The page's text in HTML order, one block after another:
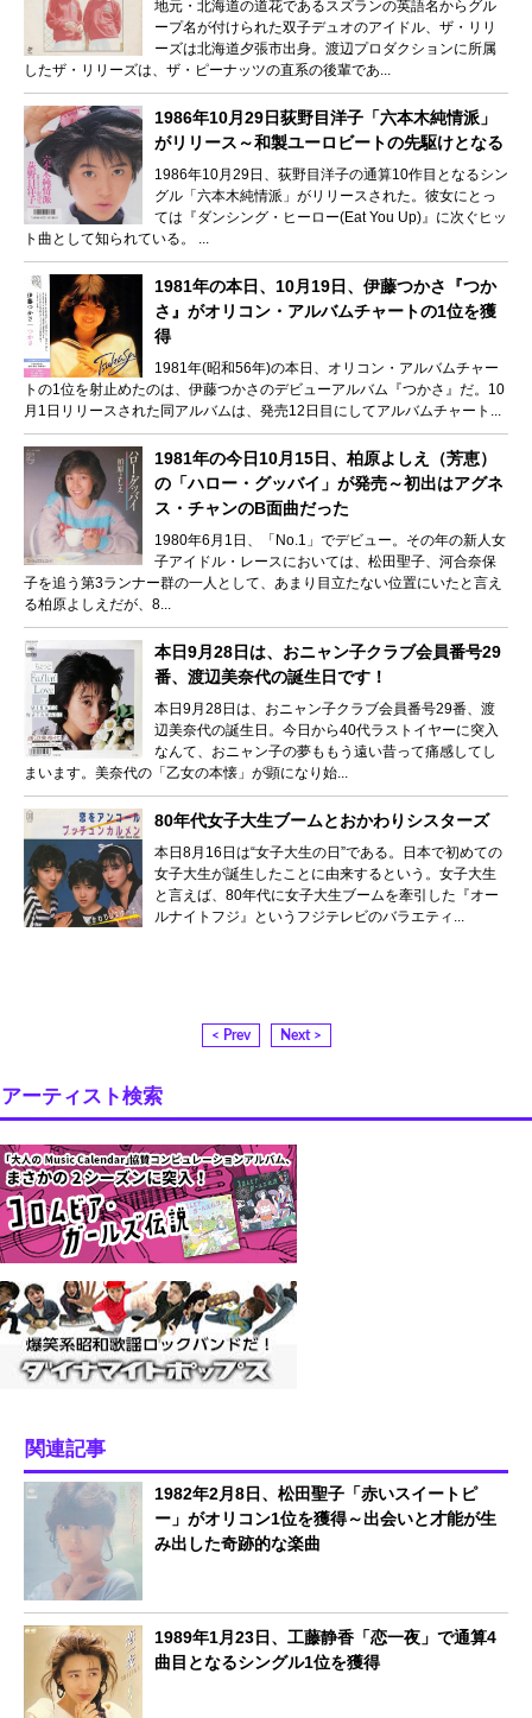
地元・北海道の道花であるスズランの英語名からグル
ープ名が付けられた双子デュオのアイドル、ザ・リリ
ーズは北海道夕張市出身。渡辺プロダクションに所属
したザ・リリーズは、ザ・ピーナッツの直系の後輩であ...
1986年10月29日荻野目洋子「六本木純情派」
がリリース～和製ユーロビートの先駆けとなる
1986年10月29日、荻野目洋子の通算10作目となるシン
グル「六本木純情派」がリリースされた。彼女にとっ
ては『ダンシング・ヒーロー(Eat You Up)』に次ぐヒッ
ト曲として知られている。 ...
1981年の本日、10月19日、伊藤つかさ『つか
さ』がオリコン・アルバムチャートの1位を獲
得
1981年(昭和56年)の本日、オリコン・アルバムチャー
トの1位を射止めたのは、伊藤つかさのデビューアルバム『つかさ』だ。10
月1日リリースされた同アルバムは、発売12日目にしてアルバムチャート...
1981年の今日10月15日、柏原よしえ（芳恵）
の「ハロー・グッバイ」が発売～初出はアグネ
ス・チャンのB面曲だった
1980年6月1日、「No.1」でデビュー。その年の新人女
子アイドル・レースにおいては、松田聖子、河合奈保
子を追う第3ランナー群の一人として、あまり目立たない位置にいたと言え
る柏原よしえだが、8...
本日9月28日は、おニャン子クラブ会員番号29
番、渡辺美奈代の誕生日です！
本日9月28日は、おニャン子クラブ会員番号29番、渡
辺美奈代の誕生日。今日から40代ラストイヤーに突入
なんて、おニャン子の夢ももう遠い昔って痛感してし
まいます。美奈代の「乙女の本懐」が顕になり始...
80年代女子大生ブームとおかわりシスターズ
本日8月16日は“女子大生の日”である。日本で初めての
女子大生が誕生したことに由来するという。女子大生
と言えば、80年代に女子大生ブームを牽引した『オー
ルナイトフジ』というフジテレビのバラエティ...
< Prev Next >
アーティスト検索
関連記事
1982年2月8日、松田聖子「赤いスイートピ
ー」がオリコン1位を獲得～出会いと才能が生
み出した奇跡的な楽曲
1989年1月23日、工藤静香「恋一夜」で通算4
曲目となるシングル1位を獲得